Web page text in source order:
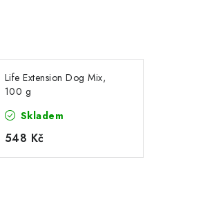
Life Extension Dog Mix,
100 g
Skladem
548 Kč